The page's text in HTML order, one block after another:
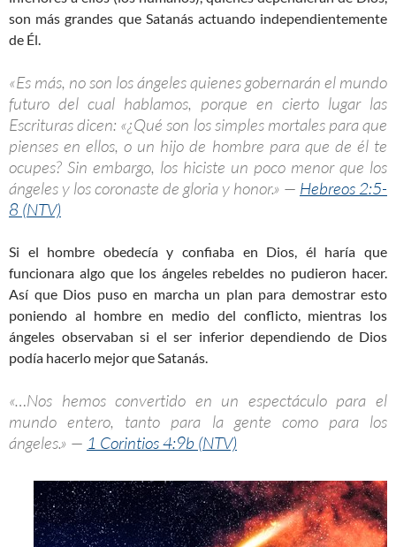
son más grandes que Satanás actuando independientemente
de Él.
«Es más, no son los ángeles quienes gobernarán el mundo
futuro del cual hablamos, porque en cierto lugar las
Escrituras dicen: «¿Qué son los simples mortales para que
pienses en ellos, o un hijo de hombre para que de él te
ocupes? Sin embargo, los hiciste un poco menor que los
ángeles y los coronaste de gloria y honor.» — Hebreos 2:5-
8 (NTV)
Si el hombre obedecía y confiaba en Dios, él haría que
funcionara algo que los ángeles rebeldes no pudieron hacer.
Así que Dios puso en marcha un plan para demostrar esto
poniendo al hombre en medio del conflicto, mientras los
ángeles observaban si el ser inferior dependiendo de Dios
podía hacerlo mejor que Satanás.
«…Nos hemos convertido en un espectáculo para el
mundo entero, tanto para la gente como para los
ángeles.» — 1 Corintios 4:9b (NTV)